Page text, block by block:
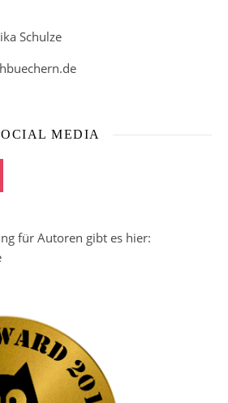
Schulze
MEDIA
für Autoren gibt es hier: